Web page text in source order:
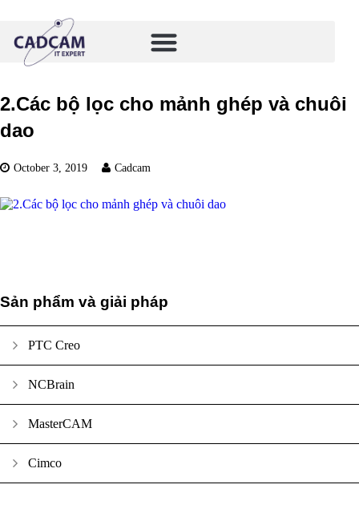
2.Các bộ lọc cho mảnh ghép và chuôi
dao
October 3, 2019 Cadcam
Sản phẩm và giải pháp
PTC Creo
NCBrain
MasterCAM
Cimco